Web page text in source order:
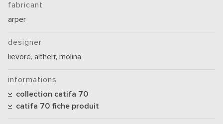
fabricant
arper
designer
lievore, altherr, molina
informations
collection catifa 70
catifa 70 fiche produit